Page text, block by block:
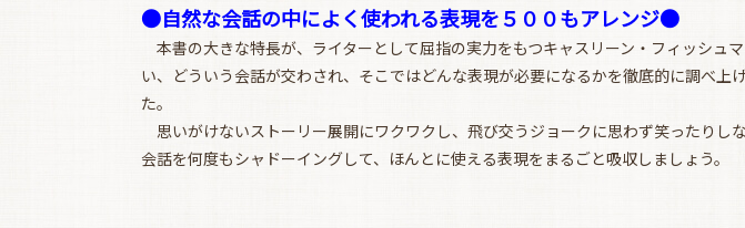
●自然な会話の中によく使われる表現を５００もアレンジ●
本書の大きな特長が、ライターとして屈指の実力をもつキャスリーン・フィッシュ
い、どういう会話が交わされ、そこではどんな表現が必要になるかを徹底的に調べ
た。
思いがけないストーリー展開にワクワクし、飛び交うジョークに思わず笑ったり
会話を何度もシャドーイングして、ほんとに使える表現をまるごと吸収しましょう。